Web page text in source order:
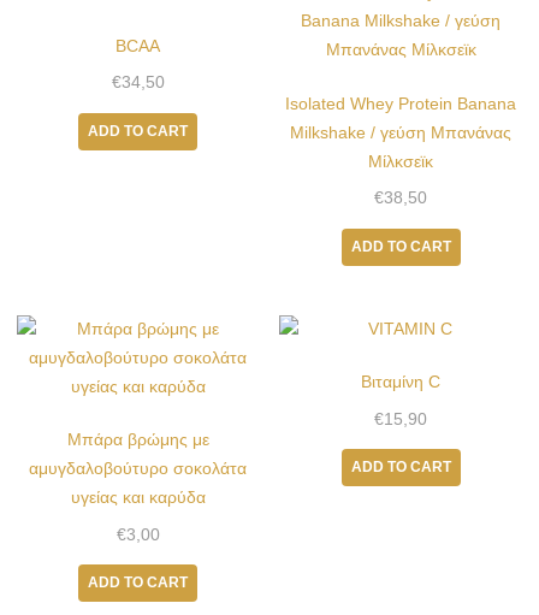
BCAA
€34,50
ADD TO CART
Isolated Whey Protein Banana
Milkshake / γεύση Μπανάνας
Μίλκσεϊκ
€38,50
ADD TO CART
Μπάρα βρώμης με
αμυγδαλοβούτυρο σοκολάτα
υγείας και καρύδα
€3,00
ADD TO CART
Βιταμίνη C
€15,90
ADD TO CART